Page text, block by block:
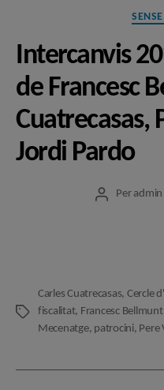
Intercanvis
de Francesc
Cuatrecasas,
Jordi Pardo
Autor
Per admin
Etiquetes
Carles Cuatrecasas, Cercle
fiscalitat, Francesc Bellmunt
Mecenatge, patrocini, Pere